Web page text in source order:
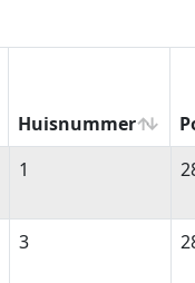
Huisnummer
Huisnummer
1
3